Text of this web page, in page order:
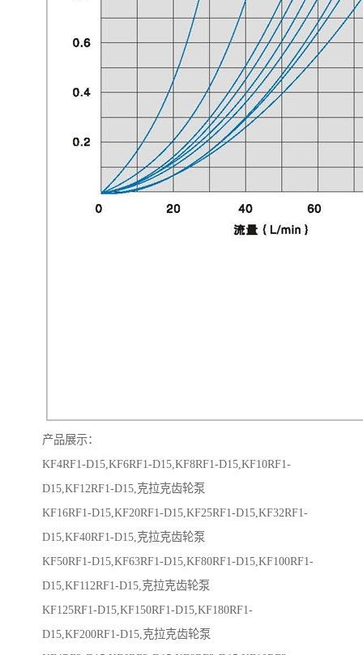
产品展示：
KF4RF1-D15,KF6RF1-D15,KF8RF1-D15,KF10RF1-
D15,KF12RF1-D15,克拉克齿轮泵
KF16RF1-D15,KF20RF1-D15,KF25RF1-D15,KF32RF1-
D15,KF40RF1-D15,克拉克齿轮泵
KF50RF1-D15,KF63RF1-D15,KF80RF1-D15,KF100RF1-
D15,KF112RF1-D15,克拉克齿轮泵
KF125RF1-D15,KF150RF1-D15,KF180RF1-
D15,KF200RF1-D15,克拉克齿轮泵